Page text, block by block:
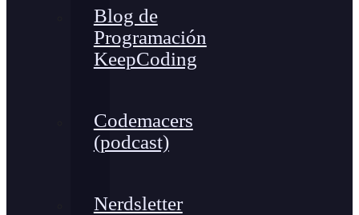
Blog de
Programación
KeepCoding
Codemacers
(podcast)
Nerdsletter